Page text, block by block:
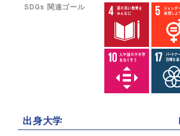
SDGs 関連ゴール
出身大学